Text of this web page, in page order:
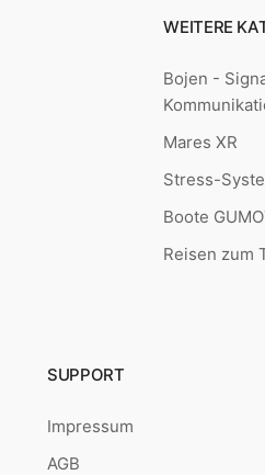
WEITERE
Bojen -
Mares XR
Stress-
Boote
Reisen zum
SUPPORT
Impressum
AGB